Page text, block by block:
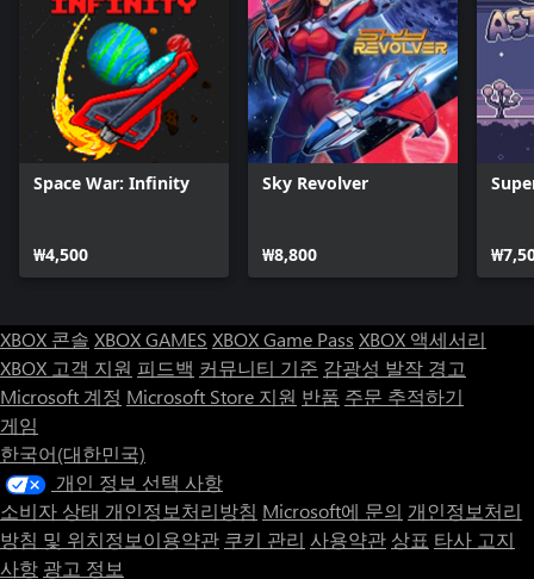
Space War: Infinity
₩4,500
Sky Revolver
₩8,800
XBOX 콘솔 XBOX GAMES XBOX Game Pass XBOX 액세서리
XBOX 고객 지원 피드백 커뮤니티 기준 감광성 발작 경고
Microsoft 계정 Microsoft Store 지원 반품 주문 추적하기
게임
한국어(대한민국)
개인 정보 선택 사항
소비자 상태 개인정보처리방침 Microsoft에 문의 개인정보처리
방침 및 위치정보이용약관 쿠키 관리 사용약관 상표 타사 고지
사항 광고 정보